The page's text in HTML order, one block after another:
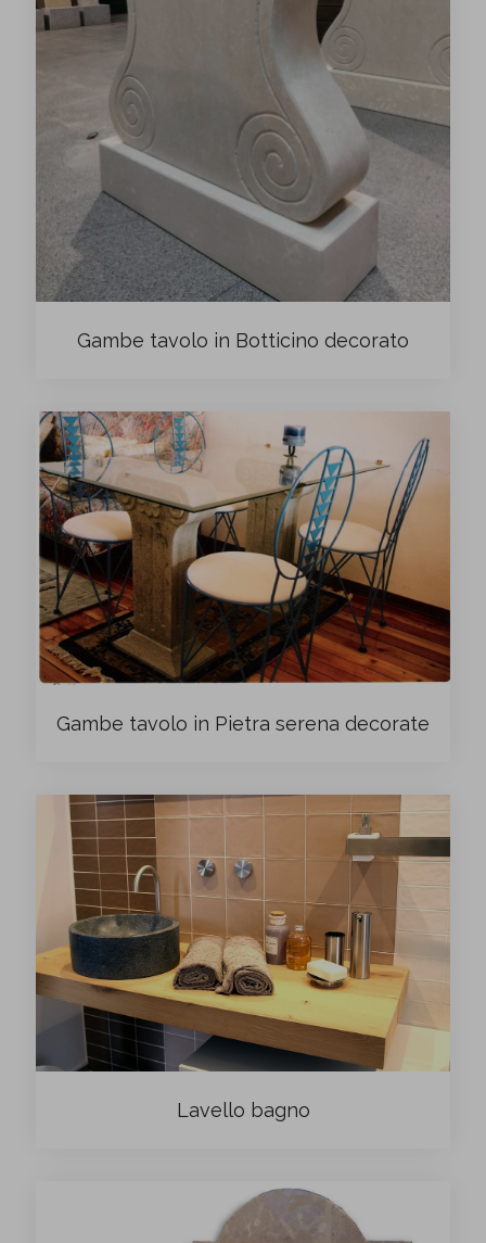
Gambe tavolo in Botticino decorato
Gambe tavolo in Pietra serena decorate
Lavello bagno